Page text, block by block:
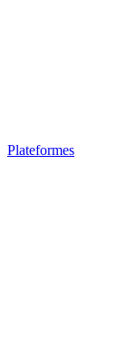
Plateformes